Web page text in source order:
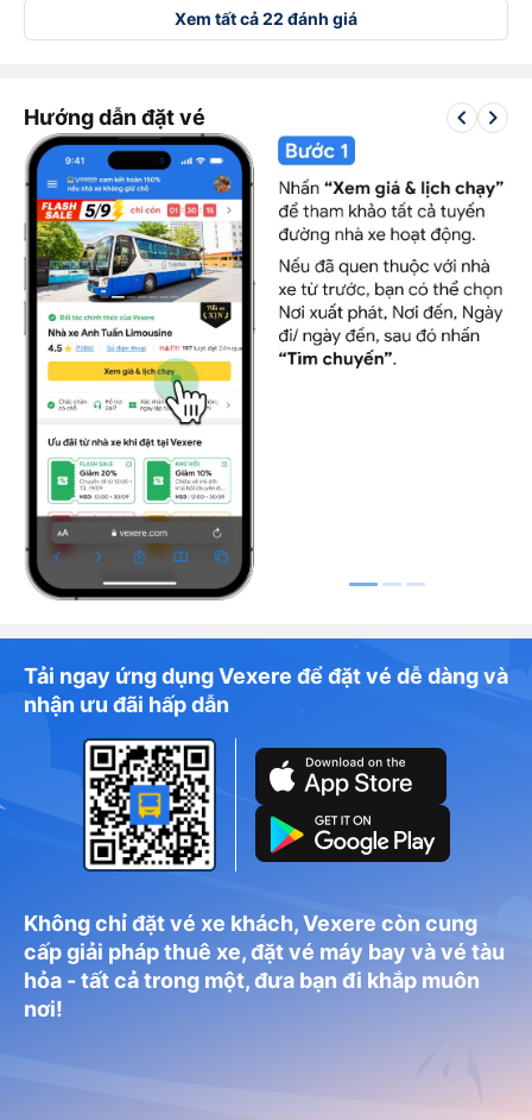
Xem tất cả 22 đánh giá
Hướng dẫn đặt vé keyboard_arrow_leftkeyboard_arrow_right
Tải ngay ứng dụng Vexere để đặt vé dễ dàng và
nhận ưu đãi hấp dẫn
Không chỉ đặt vé xe khách, Vexere còn cung
cấp giải pháp thuê xe, đặt vé máy bay và vé tàu
hỏa - tất cả trong một, đưa bạn đi khắp muôn
nơi!